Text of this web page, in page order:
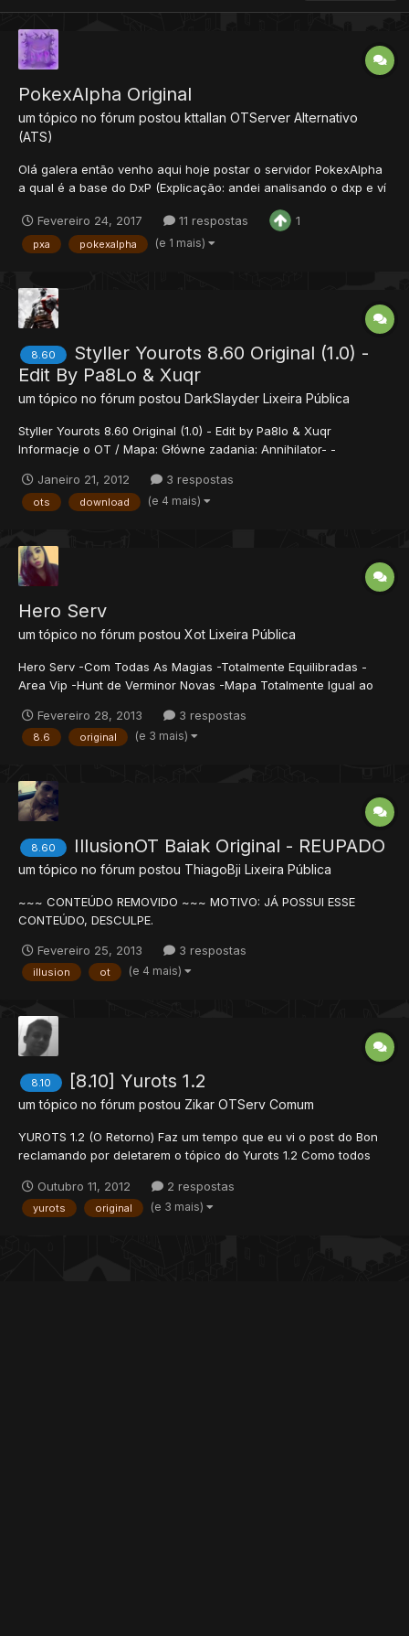
PokexAlpha Original
um tópico no fórum postou kttallan OTServer Alternativo
(ATS)
Olá galera então venho aqui hoje postar o servidor PokexAlpha
a qual é a base do DxP (Explicação: andei analisando o dxp e ví
criador do mesmo) como não tem nenhuma utilidade para mim
decidi postar mais vou adiantando o servidor não está compl...
Fevereiro 24, 2017 11 respostas 1
pxa pokexalpha (e 1 mais)
8.60
Styller Yourots 8.60 Original (1.0) -
Edit By Pa8Lo & Xuqr
um tópico no fórum postou DarkSlayder Lixeira Pública
Styller Yourots 8.60 Original (1.0) - Edit by Pa8lo & Xuqr
Informacje o OT / Mapa: Główne zadania: Annihilator- -
MPA-quest -Challenger And Moore... Potwory: Potwory-Total:
10692 Spawn-Razem: 5691 +...
Janeiro 21, 2012 3 respostas
ots download (e 4 mais)
Hero Serv
um tópico no fórum postou Xot Lixeira Pública
Hero Serv -Com Todas As Magias -Totalmente Equilibradas -
Area Vip -Hunt de Verminor Novas -Mapa Totalmente Igual ao
mas Gran Exevo mas Ice Exevo Song Pally Itens Vip Dep e Prisão
Gosminah Vip 1...
Fevereiro 28, 2013 3 respostas
8.6 original (e 3 mais)
8.60 IllusionOT Baiak Original - REUPADO
um tópico no fórum postou ThiagoBji Lixeira Pública
~~~ CONTEÚDO REMOVIDO ~~~ MOTIVO: JÁ POSSUI ESSE
CONTEÚDO, DESCULPE.
Fevereiro 25, 2013 3 respostas
illusion ot (e 4 mais)
8.10 [8.10] Yurots 1.2
um tópico no fórum postou Zikar OTServ Comum
YUROTS 1.2 (O Retorno) Faz um tempo que eu vi o post do Bon
reclamando por deletarem o tópico do Yurots 1.2 Como todos
gostem. Esse é o YUROTS ORIGINAL 8.10 SEM EDITS DO GOD
BON, Todos os creditos vai pro Bon, eu ape...
Outubro 11, 2012 2 respostas
yurots original (e 3 mais)